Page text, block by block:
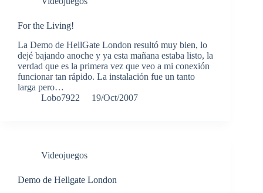
For the Living!
La Demo de HellGate London resultó muy bien, lo
dejé bajando anoche y ya esta mañana estaba listo, la
verdad que es la primera vez que veo a mi conexión
funcionar tan rápido. La instalación fue un tanto
larga pero…
Lobo7922
19/Oct/2007
Videojuegos
Demo de Hellgate London